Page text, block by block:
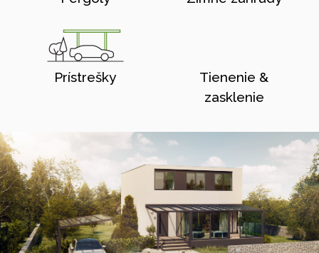
Prístrešky
Tienenie &
zasklenie